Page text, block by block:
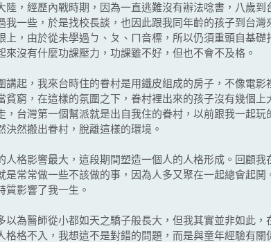
經歷內戰時期，因為一直逃難沒有辦法唸書，八歲到
一些，於是找校長談，也因此跟我同年齡的孩子到台
，由於從未學過ㄅ、ㄆ、ㄇ音標，所以仍須重頭自基
沒有什麼功課壓力，功課雖不好，但也不會不及格。
，我來台時住的眷村是用鐵皮組成的房子，不像電影
窮，在這樣的氛圍之下，眷村裡出來的孩子沒有幾個
台灣第一個幫派就是出自我住的眷村，以前跟我一起
然搬出眷村，脫離這樣的環境。
影響最大，這段期間塑造一個人的人格形成。回顧我
常常做一些不該做的事，因為人多又聚在一起總會起
影響了我一生。
醫師從小都如天之驕子般長大，但我其實並非如此，
格不入，我想這不是對錯的問題，而是與童年經驗有